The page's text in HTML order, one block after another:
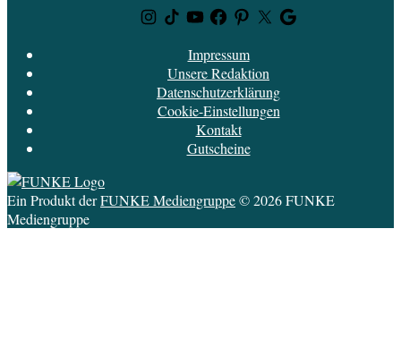
Instagram
TikTokYoutubeFacebook
PinterestTwitterGoogle
Impressum
Unsere Redaktion
Datenschutzerklärung
Cookie-Einstellungen
Kontakt
Gutscheine
Ein Produkt derFUNKE Mediengruppe© 2026 FUNKE
Mediengruppe